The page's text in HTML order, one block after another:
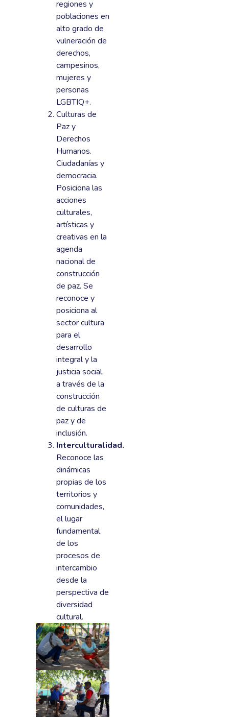
regiones y
poblaciones en
alto grado de
vulneración de
derechos,
campesinos,
mujeres y
personas
LGBTIQ+.
Culturas de
Paz y
Derechos
Humanos.
Ciudadanías y
democracia.
Posiciona las
acciones
culturales,
artísticas y
creativas en la
agenda
nacional de
construcción
de paz. Se
reconoce y
posiciona al
sector cultura
para el
desarrollo
integral y la
justicia social,
a través de la
construcción
de culturas de
paz y de
inclusión.
Interculturalidad.
Reconoce las
dinámicas
propias de los
territorios y
comunidades,
el lugar
fundamental
de los
procesos de
intercambio
desde la
perspectiva de
diversidad
cultural.